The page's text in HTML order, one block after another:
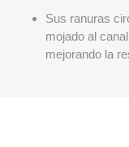
Sus ranuras
mojado al
mejorando la